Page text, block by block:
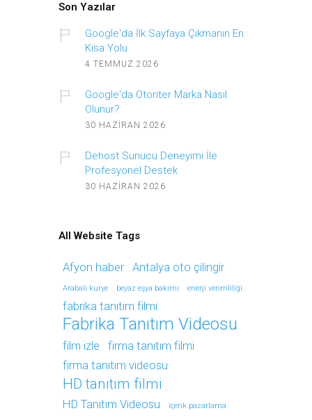
Son Yazılar
Google'da İlk Sayfaya Çıkmanın En
Kısa Yolu
4 TEMMUZ 2026
Google'da Otoriter Marka Nasıl
Olunur?
30 HAZIRAN 2026
Dehost Sunucu Deneyimi İle
Profesyonel Destek
30 HAZIRAN 2026
All Website Tags
Afyon haber Antalya oto çilingir
Arabalı kurye beyaz eşya bakımı enerji verimliliği
fabrika tanıtım filmi
Fabrika Tanıtım Videosu
film izle
firma tanıtım filmi
firma tanıtım videosu
HD tanıtım filmi
HD Tanıtım Videosu içerik pazarlama